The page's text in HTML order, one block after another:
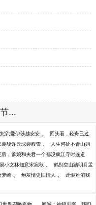
...
穿]爱伊莎越安安 、 回头看，轻舟已过
裴馥许云琛裴馥雪 、 人生何处不青山姐
后，爹娘和夫君一个都没疯江寻时连道
小文林知意宋宛秋 、 鹤别空山踏明月孟
梦绮 、 炮灰情史旧情人 、 此恨难消我